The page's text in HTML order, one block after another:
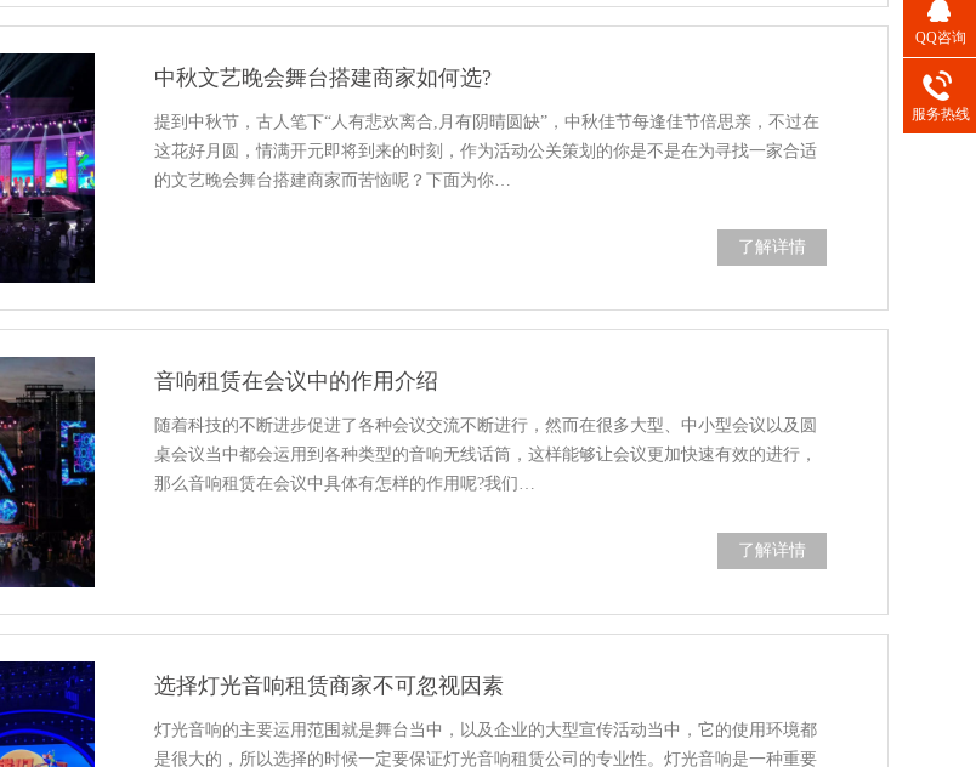
中秋文艺晚会舞台搭建商家如何选?
提到中秋节，古人笔下“人有悲欢离合,月有阴晴圆缺”，中秋佳节每逢佳节倍思亲，不过在
这花好月圆，情满开元即将到来的时刻，作为活动公关策划的你是不是在为寻找一家合适
的文艺晚会舞台搭建商家而苦恼呢？下面为你…
了解详情
音响租赁在会议中的作用介绍
随着科技的不断进步促进了各种会议交流不断进行，然而在很多大型、中小型会议以及圆
桌会议当中都会运用到各种类型的音响无线话筒，这样能够让会议更加快速有效的进行，
那么音响租赁在会议中具体有怎样的作用呢?我们…
了解详情
选择灯光音响租赁商家不可忽视因素
灯光音响的主要运用范围就是舞台当中，以及企业的大型宣传活动当中，它的使用环境都
是很大的，所以选择的时候一定要保证灯光音响租赁公司的专业性。灯光音响是一种重要
QQ咨询
服务热线